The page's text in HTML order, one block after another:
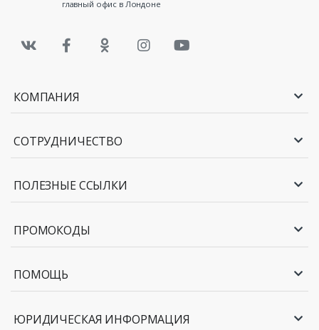
главный офис в Лондоне
КОМПАНИЯ
СОТРУДНИЧЕСТВО
ПОЛЕЗНЫЕ ССЫЛКИ
ПРОМОКОДЫ
ПОМОЩЬ
ЮРИДИЧЕСКАЯ ИНФОРМАЦИЯ